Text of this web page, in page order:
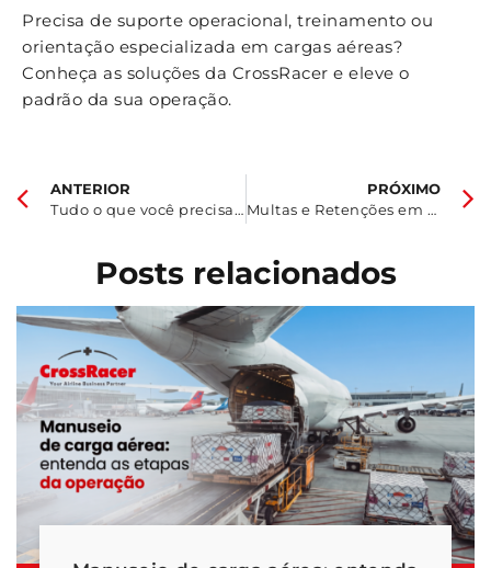
Precisa de suporte operacional, treinamento ou
orientação especializada em cargas aéreas?
Conheça as soluções da CrossRacer e eleve o
padrão da sua operação.
ANTERIOR
Tudo o que você precisa saber para viajar com o seu pet de avião
PRÓXIMO
Multas e Retenções em Cargas Aéreas
Posts relacionados